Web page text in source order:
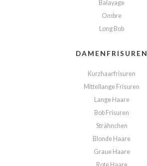
Balayage
Ombre
Long Bob
DAMENFRISUREN
Kurzhaarfrisuren
Mittellange Frisuren
Lange Haare
Bob Frisuren
Strähnchen
Blonde Haare
Graue Haare